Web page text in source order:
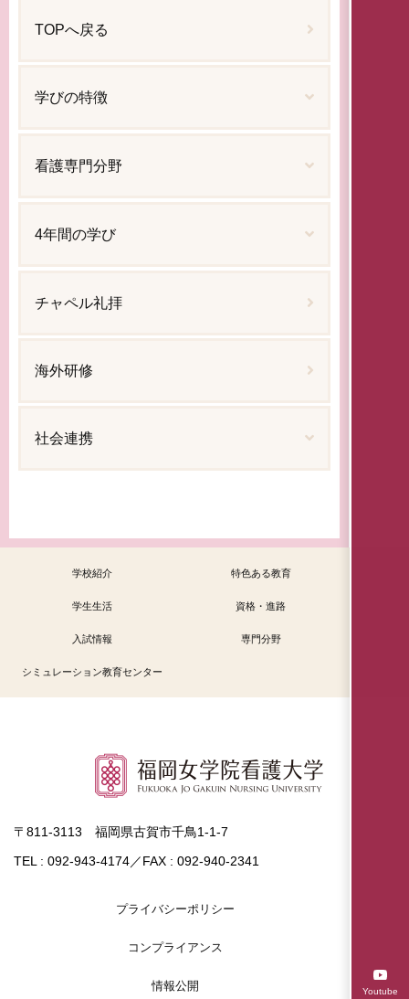
Youtube
TOPへ戻る
学びの特徴
看護専門分野
4年間の学び
チャペル礼拝
海外研修
社会連携
学校紹介 特色ある教育
学生生活 資格・進路
入試情報 専門分野
シミュレーション教育センター
〒811-3113 福岡県古賀市千鳥1-1-7
TEL : 092-943-4174／FAX : 092-940-2341
プライバシーポリシー
コンプライアンス
情報公開